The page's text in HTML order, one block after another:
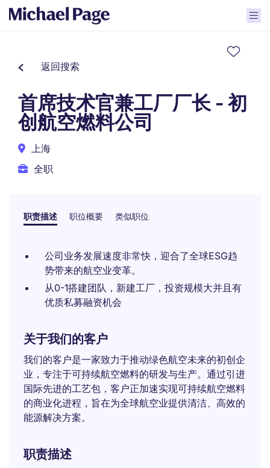
返回搜索
首席技术官兼工厂厂长 - 初
创航空燃料公司
上海
全职
职责描述 职位概要 类似职位
公司业务发展速度非常快，迎合了全球ESG趋
势带来的航空业变革。
从0-1搭建团队，新建工厂，投资规模大并且有
优质私募融资机会
关于我们的客户
我们的客户是一家致力于推动绿色航空未来的初创企
业，专注于可持续航空燃料的研发与生产。通过引进
国际先进的工艺包，客户正加速实现可持续航空燃料
的商业化进程，旨在为全球航空业提供清洁、高效的
能源解决方案。
职责描述